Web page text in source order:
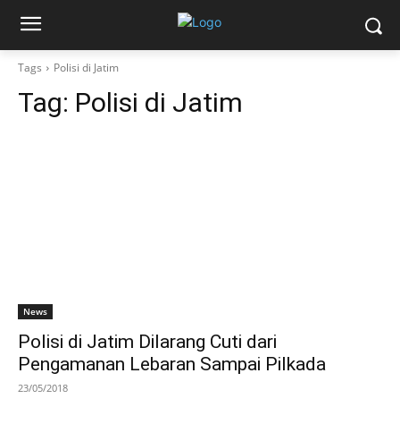
Tags Polisi di Jatim
Tag: Polisi di Jatim
News
Polisi di Jatim Dilarang Cuti dari
Pengamanan Lebaran Sampai Pilkada
23/05/2018